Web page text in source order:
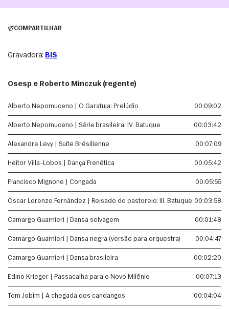
COMPARTILHAR
Gravadora: BIS
Osesp e Roberto Minczuk (regente)
Alberto Nepomuceno | O Garatuja: Prelúdio 00:09:02
Alberto Nepomuceno | Série brasileira: IV. Batuque 00:03:42
Alexandre Levy | Suíte Brésilienne 00:07:09
Heitor Villa-Lobos | Dança Frenética 00:05:42
Francisco Mignone | Congada 00:05:55
Oscar Lorenzo Fernández | Reisado do pastoreio: III. Batuque 00:03:58
Camargo Guarnieri | Dansa selvagem 00:01:48
Camargo Guarnieri | Dansa negra (versão para orquestra) 00:04:47
Camargo Guarnieri | Dansa brasileira 00:02:20
Edino Krieger | Passacalha para o Novo Milênio 00:07:13
Tom Jobim | A chegada dos candangos 00:04:04